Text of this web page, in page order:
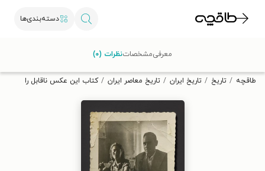
دسته‌بندی‌ها
تخفیف از طاقچه دریافت کن.
طاقچه تاریخ تاریخ ایران تاریخ معاصر ایران کتاب این عکس ناقابل را
معرفیمشخصاتنظرات (۰)